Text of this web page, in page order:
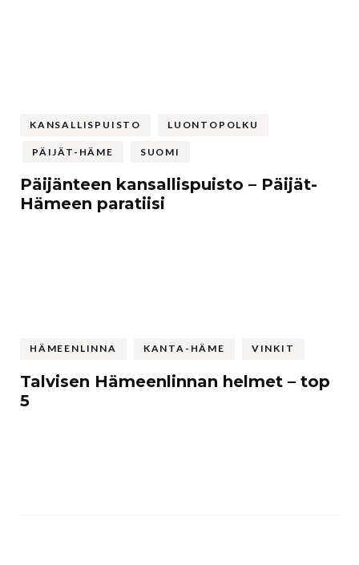
KANSALLISPUISTO LUONTOPOLKU
PÄIJÄT-HÄME SUOMI
Päijänteen kansallispuisto – Päijät-
Hämeen paratiisi
HÄMEENLINNA KANTA-HÄME VINKIT
Talvisen Hämeenlinnan helmet – top
5